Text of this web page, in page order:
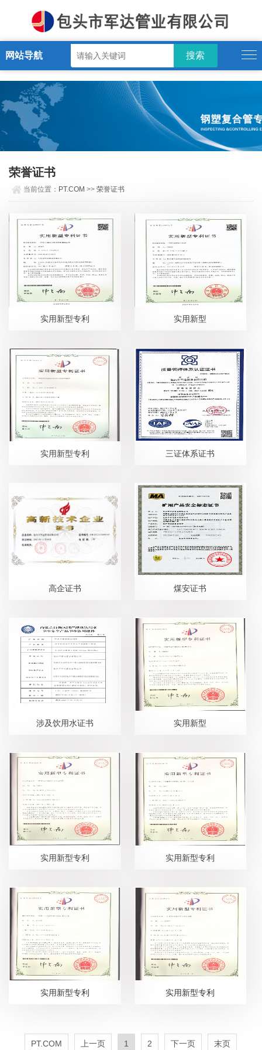
PT.COM
网站导航
荣誉证书
当前位置： PT.COM >>荣誉证书
实用新型专利 实用新型
实用新型专利 三证体系证书
高企证书 煤安证书
涉及饮用水证书 实用新型
实用新型专利 实用新型专利
实用新型专利 实用新型专利
PT.COM 上一页 1 2 下一页 末页